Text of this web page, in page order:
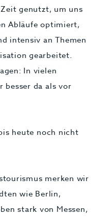
genutzt, um uns
Abläufe optimiert,
intensiv an Themen
gearbeitet.
In vielen
besser da als vor
heute noch nicht
merken wir
wie Berlin,
stark von Messen,